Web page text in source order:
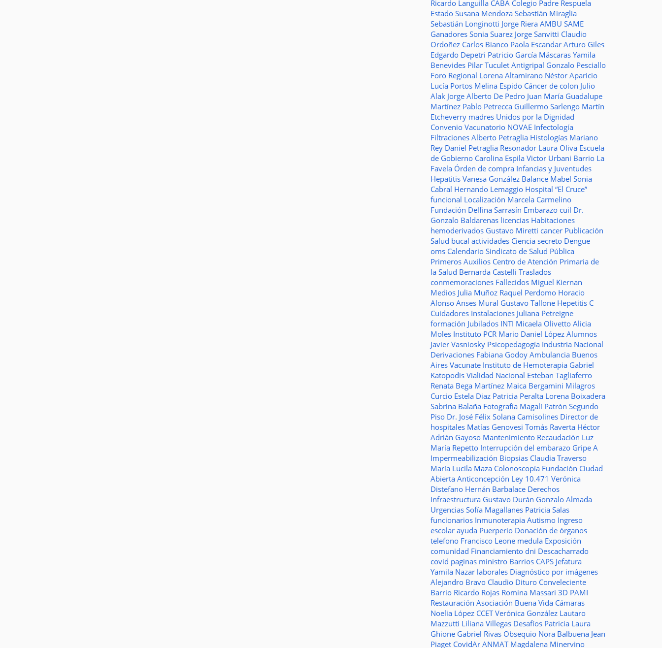
Ricardo Languilla CABA Colegio Padre Respuela
Estado Susana Mendoza Sebastián Miraglia
Sebastián Longinotti Jorge Riera AMBU SAME
Ganadores Sonia Suarez Jorge Sanvitti Claudio
Ordoñez Carlos Bianco Paola Escandar Arturo Giles
Edgardo Depetri Patricio García Máscaras Yamila
Benevides Pilar Tuculet Antigripal Gonzalo Pesciallo
Foro Regional Lorena Altamirano Néstor Aparicio
Lucía Portos Melina Espido Cáncer de colon Julio
Alak Jorge Alberto De Pedro Juan María Guadalupe
Martínez Pablo Petrecca Guillermo Sarlengo Martín
Etcheverry madres Unidos por la Dignidad
Convenio Vacunatorio NOVAE Infectología
Filtraciones Alberto Petraglia Histologías Mariano
Rey Daniel Petraglia Resonador Laura Oliva Escuela
de Gobierno Carolina Espila Victor Urbani Barrio La
Favela Órden de compra Infancias y Juventudes
Hepatitis Vanesa González Balance Mabel Sonia
Cabral Hernando Lemaggio Hospital “El Cruce”
funcional Localización Marcela Carmelino
Fundación Delfina Sarrasín Embarazo cuil Dr.
Gonzalo Baldarenas licencias Habitaciones
hemoderivados Gustavo Miretti cancer Publicación
Salud bucal actividades Ciencia secreto Dengue
oms Calendario Sindicato de Salud Pública
Primeros Auxilios Centro de Atención Primaria de
la Salud Bernarda Castelli Traslados
conmemoraciones Fallecidos Miguel Kiernan
Medios Julia Muñoz Raquel Perdomo Horacio
Alonso Anses Mural Gustavo Tallone Hepetitis C
Cuidadores Instalaciones Juliana Petreigne
formación Jubilados INTI Micaela Olivetto Alicia
Moles Instituto PCR Mario Daniel López Alumnos
Javier Vasniosky Psicopedagogía Industria Nacional
Derivaciones Fabiana Godoy Ambulancia Buenos
Aires Vacunate Instituto de Hemoterapia Gabriel
Katopodis Vialidad Nacional Esteban Tagliaferro
Renata Bega Martínez Maica Bergamini Milagros
Curcio Estela Diaz Patricia Peralta Lorena Boixadera
Sabrina Balaña Fotografía Magalí Patrón Segundo
Piso Dr. José Félix Solana Camisolines Director de
hospitales Matías Genovesi Tomás Raverta Héctor
Adrián Gayoso Mantenimiento Recaudación Luz
María Repetto Interrupción del embarazo Gripe A
Impermeabilización Biopsias Claudia Traverso
María Lucila Maza Colonoscopía Fundación Ciudad
Abierta Anticoncepción Ley 10.471 Verónica
Distefano Hernán Barbalace Derechos
Infraestructura Gustavo Durán Gonzalo Almada
Urgencias Sofía Magallanes Patricia Salas
funcionarios Inmunoterapia Autismo Ingreso
escolar ayuda Puerperio Donación de órganos
telefono Francisco Leone medula Exposición
comunidad Financiamiento dni Descacharrado
covid paginas ministro Barrios CAPS Jefatura
Yamila Nazar laborales Diagnóstico por imágenes
Alejandro Bravo Claudio Dituro Conveleciente
Barrio Ricardo Rojas Romina Massari 3D PAMI
Restauración Asociación Buena Vida Cámaras
Noelia López CCETVerónica González Lautaro
Mazzutti Liliana Villegas Desafíos Patricia Laura
Ghione Gabriel Rivas Obsequio Nora Balbuena Jean
Piaget CovidAr ANMAT Magdalena Minervino